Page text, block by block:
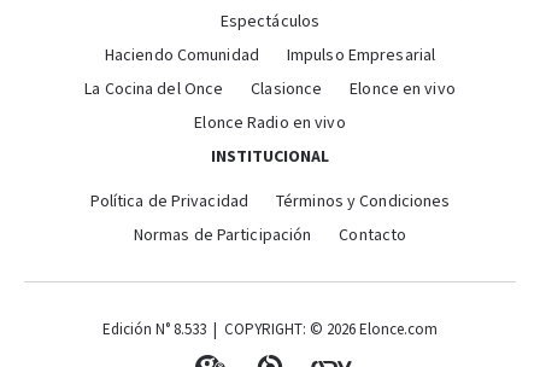
Espectáculos
Haciendo Comunidad
Impulso Empresarial
La Cocina del Once
Clasionce
Elonce en vivo
Elonce Radio en vivo
INSTITUCIONAL
Política de Privacidad
Términos y Condiciones
Normas de Participación
Contacto
Edición N° 8.533 | COPYRIGHT: © 2026 Elonce.com